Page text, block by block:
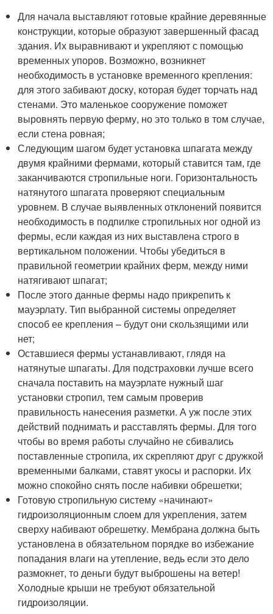
Для начала выставляют готовые крайние деревянные
конструкции, которые образуют завершенный фасад
здания. Их выравнивают и укрепляют с помощью
временных упоров. Возможно, возникнет
необходимость в установке временного крепления:
для этого забивают доску, которая будет торчать над
стенами. Это маленькое сооружение поможет
выровнять первую ферму, но это только в том случае,
если стена ровная;
Следующим шагом будет установка шпагата между
двумя крайними фермами, который ставится там, где
заканчиваются стропильные ноги. Горизонтальность
натянутого шпагата проверяют специальным
уровнем. В случае выявленных отклонений появится
необходимость в подпилке стропильных ног одной из
фермы, если каждая из них выставлена строго в
вертикальном положении. Чтобы убедиться в
правильной геометрии крайних ферм, между ними
натягивают шпагат;
После этого данные фермы надо прикрепить к
мауэрлату. Тип выбранной системы определяет
способ ее крепления – будут они скользящими или
нет;
Оставшиеся фермы устанавливают, глядя на
натянутые шпагаты. Для подстраховки лучше всего
сначала поставить на мауэрлате нужный шаг
установки стропил, тем самым проверив
правильность нанесения разметки. А уж после этих
действий поднимать и расставлять фермы. Для того
чтобы во время работы случайно не сбивались
поставленные стропила, их скрепляют друг с дружкой
временными балками, ставят укосы и распорки. Их
можно спокойно снять после набивки обрешетки;
Готовую стропильную систему «начинают»
гидроизоляционным слоем для укрепления, затем
сверху набивают обрешетку. Мембрана должна быть
установлена в обязательном порядке во избежание
попадания влаги на утепление, ведь если это дело
размокнет, то деньги будут выброшены на ветер!
Холодные крыши не требуют обязательной
гидроизоляции.